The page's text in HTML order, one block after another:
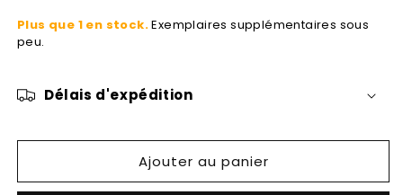
quantité
de
quantité
Plus que 1 en stock.Exemplaires supplémentaires sous
peu.
Délais d'expédition
Ajouter au panier